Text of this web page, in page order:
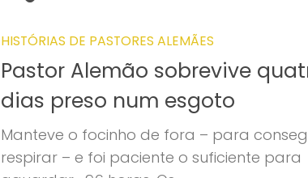
HISTÓRIAS DE PASTORES ALEMÃES
Pastor Alemão sobrevive
dias preso num esgoto
Manteve o focinho de fora – para
respirar – e foi paciente o suficiente para